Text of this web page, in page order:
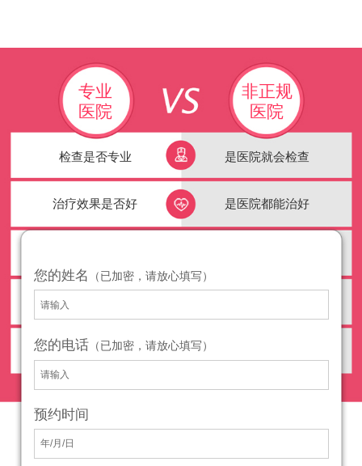
专业
医院
检查是否专业
治疗效果是否好
非正规
医院
是医院就会检查
是医院都能治好
您的姓名 （已加密，请放心填写）
您的电话 （已加密，请放心填写）
预约时间